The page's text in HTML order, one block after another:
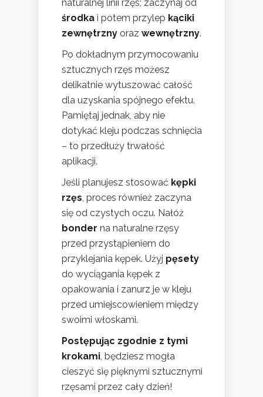
naturalnej linii rzęs; zaczynaj od
środka i potem przylep kąciki
zewnętrzny oraz wewnętrzny.
Po dokładnym przymocowaniu
sztucznych rzęs możesz
delikatnie wytuszować całość
dla uzyskania spójnego efektu.
Pamiętaj jednak, aby nie
dotykać kleju podczas schnięcia
– to przedłuży trwałość
aplikacji.
Jeśli planujesz stosować kępki
rzęs, proces również zaczyna
się od czystych oczu. Nałóż
bonder na naturalne rzęsy
przed przystąpieniem do
przyklejania kępek. Użyj pęsety
do wyciągania kępek z
opakowania i zanurz je w kleju
przed umiejscowieniem między
swoimi włoskami.
Postępując zgodnie z tymi
krokami, będziesz mogła
cieszyć się pięknymi sztucznymi
rzęsami przez cały dzień!